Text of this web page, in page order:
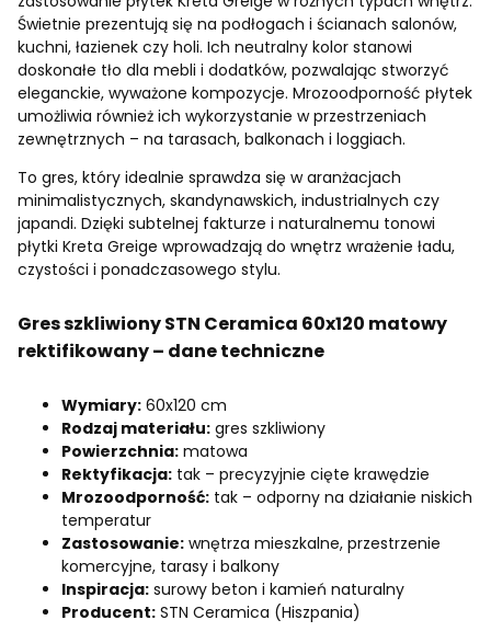
Świetnie prezentują się na podłogach i ścianach salonów,
kuchni, łazienek czy holi. Ich neutralny kolor stanowi
doskonałe tło dla mebli i dodatków, pozwalając stworzyć
eleganckie, wyważone kompozycje. Mrozoodporność płytek
umożliwia również ich wykorzystanie w przestrzeniach
zewnętrznych – na tarasach, balkonach i loggiach.
To gres, który idealnie sprawdza się w aranżacjach
minimalistycznych, skandynawskich, industrialnych czy
japandi. Dzięki subtelnej fakturze i naturalnemu tonowi
płytki Kreta Greige wprowadzają do wnętrz wrażenie ładu,
czystości i ponadczasowego stylu.
Gres szkliwiony STN Ceramica 60x120 matowy
rektifikowany – dane techniczne
Wymiary: 60x120 cm
Rodzaj materiału: gres szkliwiony
Powierzchnia: matowa
Rektyfikacja: tak – precyzyjnie cięte krawędzie
Mrozoodporność: tak – odporny na działanie niskich
temperatur
Zastosowanie: wnętrza mieszkalne, przestrzenie
komercyjne, tarasy i balkony
Inspiracja: surowy beton i kamień naturalny
Producent: STN Ceramica (Hiszpania)